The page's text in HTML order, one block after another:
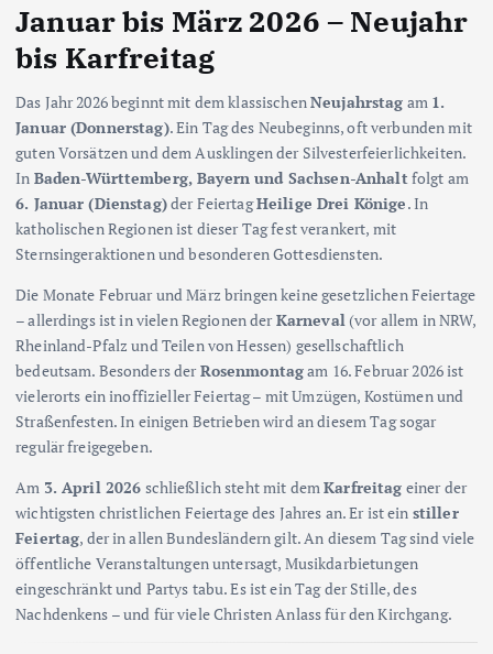
Januar bis März 2026 – Neujahr
bis Karfreitag
Das Jahr 2026 beginnt mit dem klassischenNeujahrstag am 1.
Januar (Donnerstag). Ein Tag des Neubeginns, oft verbunden mit
guten Vorsätzen und dem Ausklingen der Silvesterfeierlichkeiten.
In Baden-Württemberg, Bayern und Sachsen-Anhaltfolgt am
6. Januar (Dienstag)der FeiertagHeilige Drei Könige. In
katholischen Regionen ist dieser Tag fest verankert, mit
Sternsingeraktionen und besonderen Gottesdiensten.
Die Monate Februar und März bringen keine gesetzlichen Feiertage
– allerdings ist in vielen Regionen derKarneval(vor allem in NRW,
Rheinland-Pfalz und Teilen von Hessen) gesellschaftlich
bedeutsam. Besonders derRosenmontagam 16. Februar 2026 ist
vielerorts ein inoffizieller Feiertag – mit Umzügen, Kostümen und
Straßenfesten. In einigen Betrieben wird an diesem Tag sogar
regulär freigegeben.
Am 3. April 2026 schließlich steht mit demKarfreitag einer der
wichtigsten christlichen Feiertage des Jahres an. Er ist ein stiller
Feiertag, der in allen Bundesländern gilt. An diesem Tag sind viele
öffentliche Veranstaltungen untersagt, Musikdarbietungen
eingeschränkt und Partys tabu. Es ist ein Tag der Stille, des
Nachdenkens – und für viele Christen Anlass für den Kirchgang.